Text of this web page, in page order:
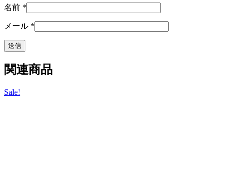
名前 *
メール *
関連商品
Sale!